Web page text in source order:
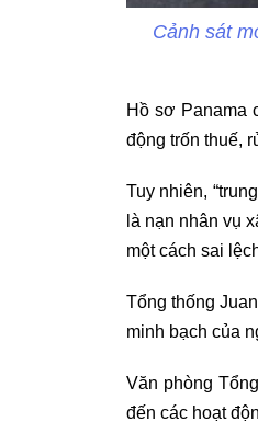
Cảnh sát
Hồ sơ Panama
động trốn thuế,
Tuy nhiên,
là nạn nhân vụ
một cách sai
Tổng thống
minh bạch của
Văn phòng
đến các hoạt